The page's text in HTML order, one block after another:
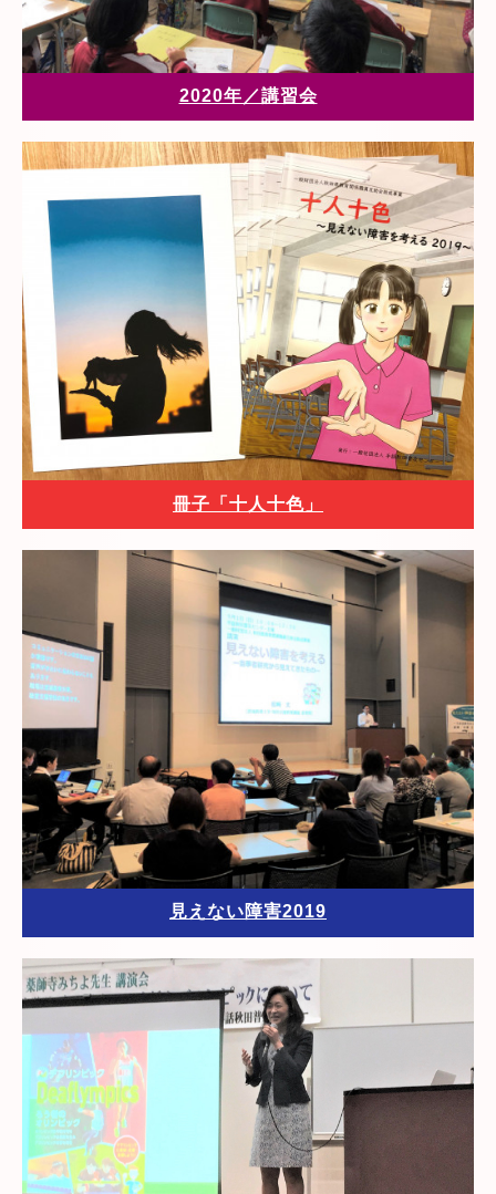
2020年／講習会
冊子「十人十色」
見えない障害2019